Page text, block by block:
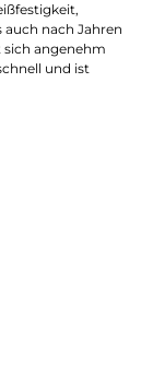
nach Jahren
angenehm
und ist